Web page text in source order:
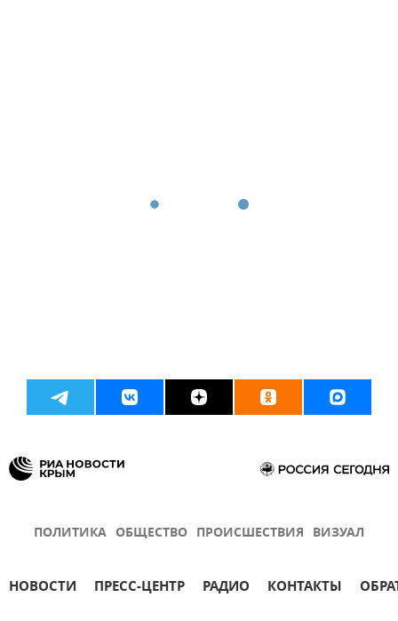
ПОЛИТИКА ОБЩЕСТВО ПРОИСШЕСТВИЯ ВИЗУАЛ
НОВОСТИ ПРЕСС-ЦЕНТР РАДИО КОНТАКТЫ